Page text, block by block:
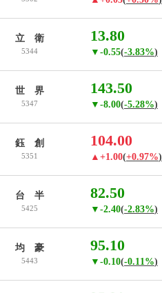
立 衛
5344
13.80
▼-0.55(-3.83%)
世 界
5347
143.50
▼-8.00(-5.28%)
鈺 創
5351
104.00
▲+1.00(+0.97%)
台 半
5425
82.50
▼-2.40(-2.83%)
均 豪
5443
95.10
▼-0.10(-0.11%)